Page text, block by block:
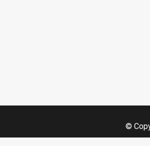
©